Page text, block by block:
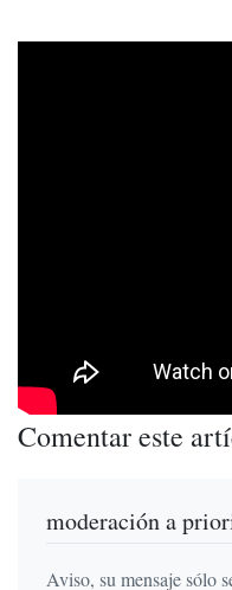
Comentar este
moderación a
Aviso, su mensaje sólo